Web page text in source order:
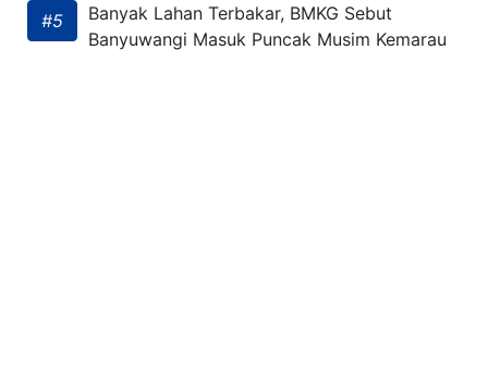
#5
Banyak Lahan Terbakar, BMKG Sebut
Banyuwangi Masuk Puncak Musim Kemarau